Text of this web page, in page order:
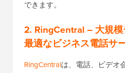
できます。
2. RingCentral – 大規
最適なビジネス電話サ
RingCentralは、電話、ビデオ